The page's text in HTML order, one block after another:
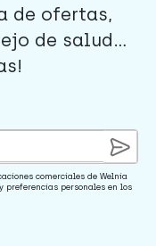
de ofertas,
de salud...
comerciales de Welnia
personales en los